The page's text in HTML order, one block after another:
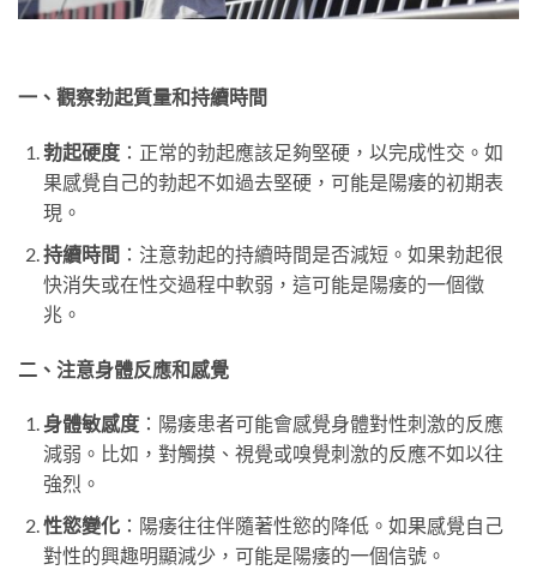
一、觀察勃起質量和持續時間
勃起硬度：正常的勃起應該足夠堅硬，以完成性交。如
果感覺自己的勃起不如過去堅硬，可能是陽痿的初期表
現。
持續時間 ：注意勃起的持續時間是否減短。如果勃起很
快消失或在性交過程中軟弱，這可能是陽痿的一個徵
兆。
二、注意身體反應和感覺
身體敏感度：陽痿患者可能會感覺身體對性刺激的反應
減弱。比如，對觸摸、視覺或嗅覺刺激的反應不如以往
強烈。
性慾變化：陽痿往往伴隨著性慾的降低。如果感覺自己
對性的興趣明顯減少，可能是陽痿的一個信號。